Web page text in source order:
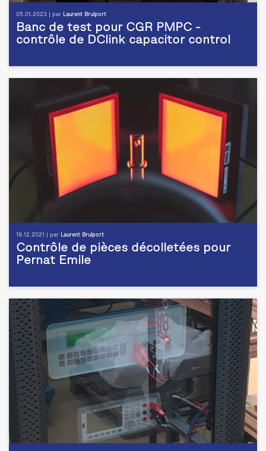
05.01.2023 | par Laurent Brulport
Banc de test pour CGR PMPC -
contrôle de DClink capacitor control
19.12.2021 | par Laurent Brulport
Contrôle de pièces décolletées pour
Pernat Emile